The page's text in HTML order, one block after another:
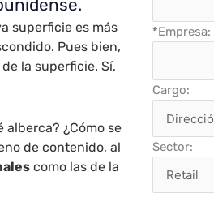
superficie es más
Pues bien,
la superficie. Sí,
alberca? ¿Cómo se
de contenido, al
como las de la
*Empresa:
Cargo:
Sector: